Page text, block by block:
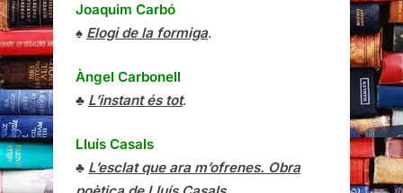
Joaquim Carbó
♠ Elogi de la formiga.
Àngel Carbonell
♣ L’instant és tot.
Lluís Casals
♣ L’esclat que ara m’ofrenes. Obra